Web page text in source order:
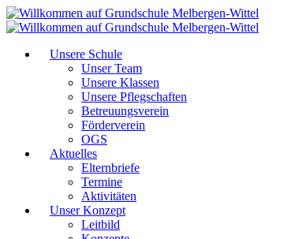
Unsere Schule
Unser Team
Unsere Klassen
Unsere Pflegschaften
Betreuungsverein
Förderverein
OGS
Aktuelles
Elternbriefe
Termine
Aktivitäten
Unser Konzept
Leitbild